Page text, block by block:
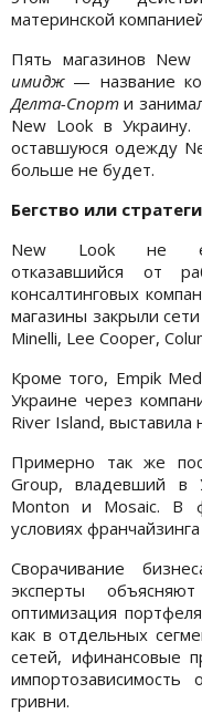
материнской
Пять магазинов
имидж — название
Делта-Спорти
New Look в Украину.
оставшуюся одежду
больше не будет.
Бегство или
New Look не
отказавшийся от
консалтинговых
магазины закрыли
Minelli, Lee Cooper,
Кроме того, Empik
Украине через
River Island,
Примерно так же
Group, владевший в
Monton и Mosaic. В
условиях
Сворачивание
эксперты
оптимизация
как в отдельных
сетей, ифинансовые
гривни.